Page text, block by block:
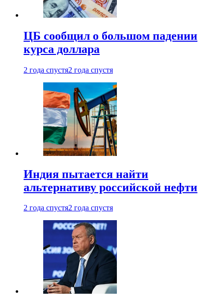
ЦБ сообщил о большом падении
курса доллара
2 года спустя2 года спустя
Индия пытается найти
альтернативу российской нефти
2 года спустя2 года спустя